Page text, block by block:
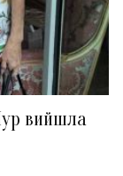
вийшла